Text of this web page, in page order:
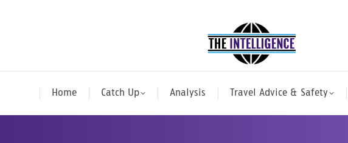
Home Catch Up Analysis Travel Advice & Safety